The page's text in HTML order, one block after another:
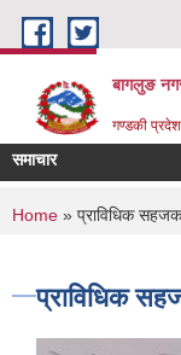
Skip to main content
बागलुङ
गण्डकी
समाचार
You are
Home » प्राविधिक
प्राविधिक